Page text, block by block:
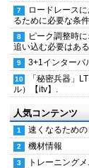
ロードレース
るために必要な条
ピーク調整時
追い込む必要はあ
3+1インターバ
「秘密兵器」
ル）【itv】.
人気コンテンツ
速くなるための
機材情報
トレーニング